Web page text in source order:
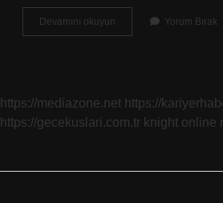
Devamını okuyun Adıyaman
Ne
Yorum Bırak
https://mediazone.net https://
https://gecekuslari.com.tr knight online